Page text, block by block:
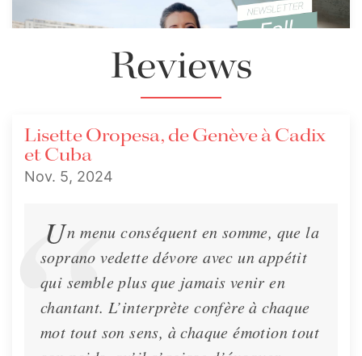
Welcome to my Fall 2024 Newsletter!
Newsletter Nov. 1, 2024
Reviews
Lisette Oropesa, de Genève à Cadix
et Cuba
Nov. 5, 2024
Un menu conséquent en somme, que la
soprano vedette dévore avec un appétit
qui semble plus que jamais venir en
chantant. L’interprète confère à chaque
mot tout son sens, à chaque émotion tout